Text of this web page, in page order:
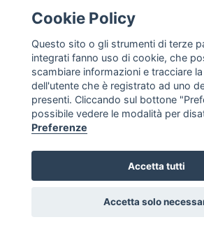
NEWSLETTER
FOLLOW US
Cookie Policy
Questo sito o gli strumenti di terze
integrati fanno uso di cookie, che
scambiare informazioni e tracciare
dell'utente che è registrato ad uno
presenti. Cliccando sul bottone
possibile vedere le modalità per
Preferenze
Accetta tutti
Accetta solo